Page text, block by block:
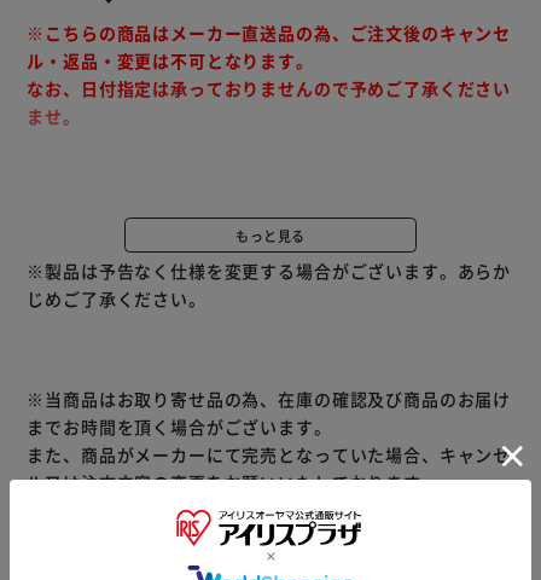
※こちらの商品はメーカー直送品の為、ご注文後のキャンセ
ル・返品・変更は不可となります。
なお、日付指定は承っておりませんので予めご了承ください
ませ。
温かみのあるギャベ柄でお部屋を演出、肌触りのよいマイク
ロファイバー生地を使用しています。
※こちらのページはこたつカバーのみの販売です。
※こちらの商品はお取り寄せ商品のため、初期不良以外の返
もっと見る
※製品は予告なく仕様を変更する場合がございます。あらか
じめご了承ください。
※当商品はお取り寄せ品の為、在庫の確認及び商品のお届け
までお時間を頂く場合がございます。
また、商品がメーカーにて完売となっていた場合、キャンセ
ル又は注文内容の変更をお願いいたしております。
予めご了承くださいますようお願いいたします。
商品はアイリスプラザがセレクトしたオススメ商品です。
≪こちらの商品は当社指定の運送会社で配送致します≫